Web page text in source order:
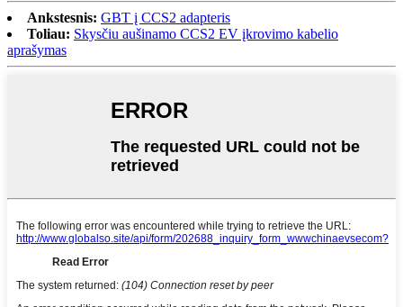
Ankstesnis: GBT į CCS2 adapteris
Toliau: Skysčiu aušinamo CCS2 EV įkrovimo kabelio
aprašymas